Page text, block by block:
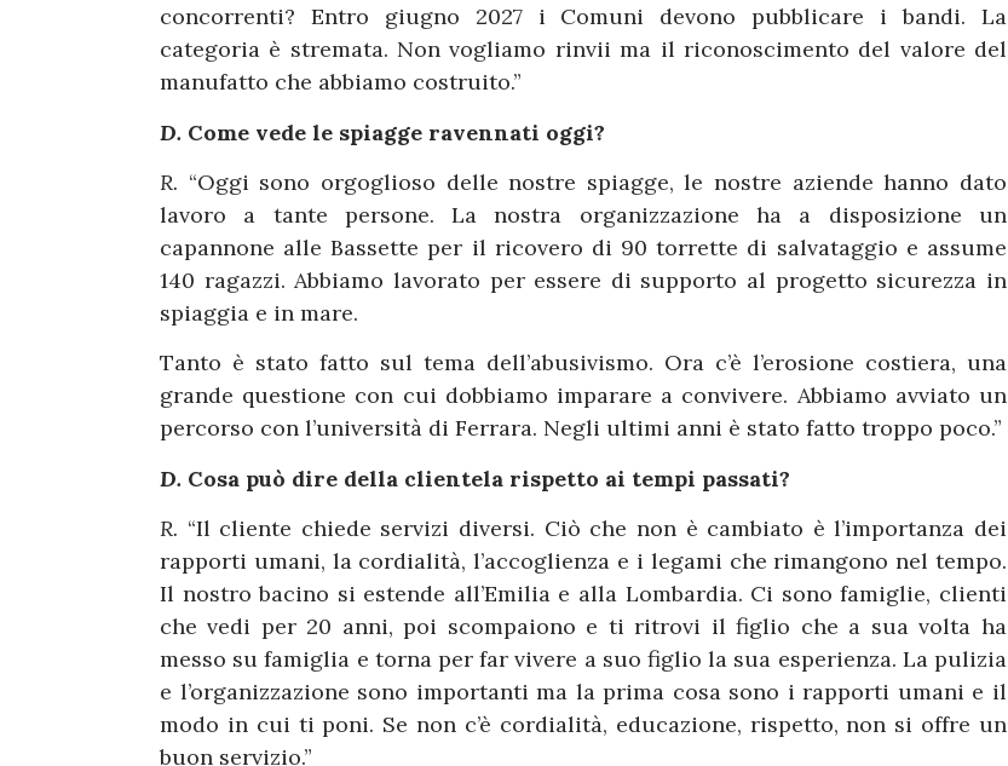
concorrenti? Entro giugno 2027 i Comuni devono pubblicare i bandi. La
categoria è stremata. Non vogliamo rinvii ma il riconoscimento del valore del
manufatto che abbiamo costruito.”
D. Come vede le spiagge ravennati oggi?
R. “Oggi sono orgoglioso delle nostre spiagge, le nostre aziende hanno dato
lavoro a tante persone. La nostra organizzazione ha a disposizione un
capannone alle Bassette per il ricovero di 90 torrette di salvataggio e assume
140 ragazzi. Abbiamo lavorato per essere di supporto al progetto sicurezza in
spiaggia e in mare.
Tanto è stato fatto sul tema dell’abusivismo. Ora c’è l’erosione costiera, una
grande questione con cui dobbiamo imparare a convivere. Abbiamo avviato un
percorso con l’università di Ferrara. Negli ultimi anni è stato fatto troppo poco.”
D. Cosa può dire della clientela rispetto ai tempi passati?
R. “Il cliente chiede servizi diversi. Ciò che non è cambiato è l’importanza dei
rapporti umani, la cordialità, l’accoglienza e i legami che rimangono nel tempo.
Il nostro bacino si estende all’Emilia e alla Lombardia. Ci sono famiglie, clienti
che vedi per 20 anni, poi scompaiono e ti ritrovi il figlio che a sua volta ha
messo su famiglia e torna per far vivere a suo figlio la sua esperienza. La pulizia
e l’organizzazione sono importanti ma la prima cosa sono i rapporti umani e il
modo in cui ti poni. Se non c’è cordialità, educazione, rispetto, non si offre un
buon servizio.”